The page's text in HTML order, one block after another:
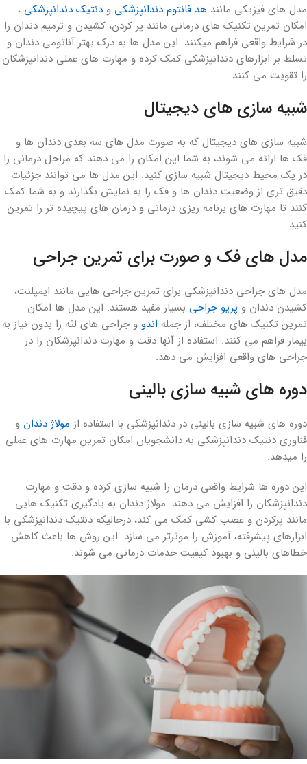
مدل های فیزیکی مانند هد فانتوم دندانپزشکی و دنتیک دندانپزشکی ،
امکان تمرین تکنیک های درمانی مانند پر کردن، کشیدن و ترمیم دندان را
در شرایط واقعی فراهم میکنند. این مدل ها به درک بهتر آناتومی دندان و
تسلط بر ابزارهای دندانپزشکی کمک کرده و مهارت های عملی دندانپزشکان
را تقویت می کنند.
شبیه سازی های دیجیتال
شبیه سازی های دیجیتال که به صورت مدل های سه بعدی دندان ها و
فک ها ارائه می شوند، به شما این امکان را می دهند که مراحل درمانی را
در یک محیط دیجیتال شبیه سازی کنید. این مدل ها می توانند جزئیات
دقیق تری از وضعیت دندان ها و فک را به نمایش بگذارند و به شما کمک
کنند تا مهارت های برنامه ریزی درمانی و درمان های پیچیده تر را تمرین
کنید.
مدل های فک و صورت برای تمرین جراحی
مدل های جراحی دندانپزشکی برای تمرین جراحی هایی مانند ایمپلنت،
کشیدن دندان و پریو جراحی بسیار مفید هستند. این مدل ها امکان
تمرین تکنیک های مختلف، از جمله اندو و جراحی های لثه را بدون نیاز به
بیمار فراهم می کنند. استفاده از آنها دقت و مهارت دندانپزشکان را در
جراحی های واقعی افزایش می دهد.
دوره های شبیه سازی بالینی
دوره های شبیه سازی بالینی در دندانپزشکی با استفاده از مولاژ دندان و
فناوری دنتیک دندانپزشکی به دانشجویان امکان تمرین مهارت های عملی
را میدهد.
این دوره ها شرایط واقعی درمان را شبیه سازی کرده و دقت و مهارت
دندانپزشکان را افزایش می دهند. مولاژ دندان به یادگیری تکنیک هایی
مانند پرکردن و عصب کشی کمک می کند، درحالیکه دنتیک دندانپزشکی با
ابزارهای پیشرفته، آموزش را موثرتر می سازد. این روش ها باعث کاهش
خطاهای بالینی و بهبود کیفیت خدمات درمانی می شوند.